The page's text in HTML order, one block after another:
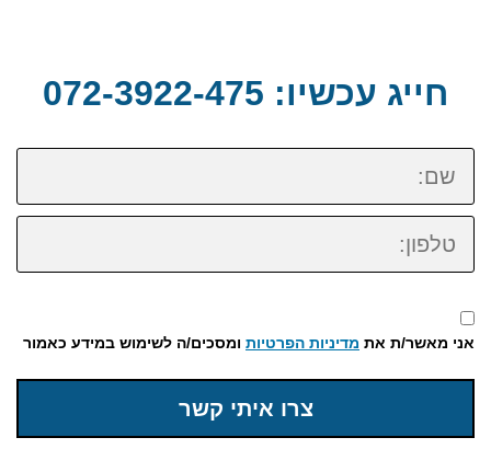
חייג עכשיו: 072-3922-475
שם:
טלפון:
אני מאשר/ת את מדיניות הפרטיות ומסכים/ה לשימוש במידע כאמור
צרו איתי קשר